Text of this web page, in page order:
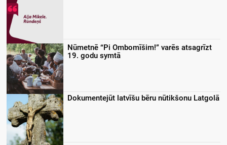
Nūmetnē “Pi Ombomīšim!” varēs atsagrīzt
19. godu symtā
Dokumentejūt latvīšu bēru nūtikšonu Latgolā